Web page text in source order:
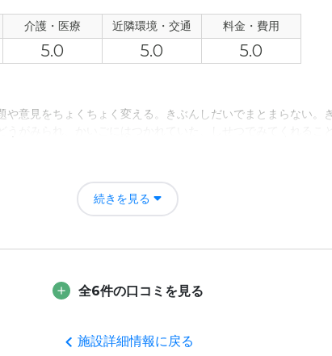
が広く、清潔感があった。また、設備も充実していた。
ったが、交通アクセスが良いとは言えず、親族が施設を訪問す
介護・医療 近隣環境・交通 料金・費用
5.0 5.0 5.0
や意見をちょくちょく変える。きぶんしだいでまとまらない。
かいしゃおされた。まだたまにでんわでよびだされるが、ひん
してくれている。
続きを見る
全6件の口コミを見る
施設詳細情報に戻る